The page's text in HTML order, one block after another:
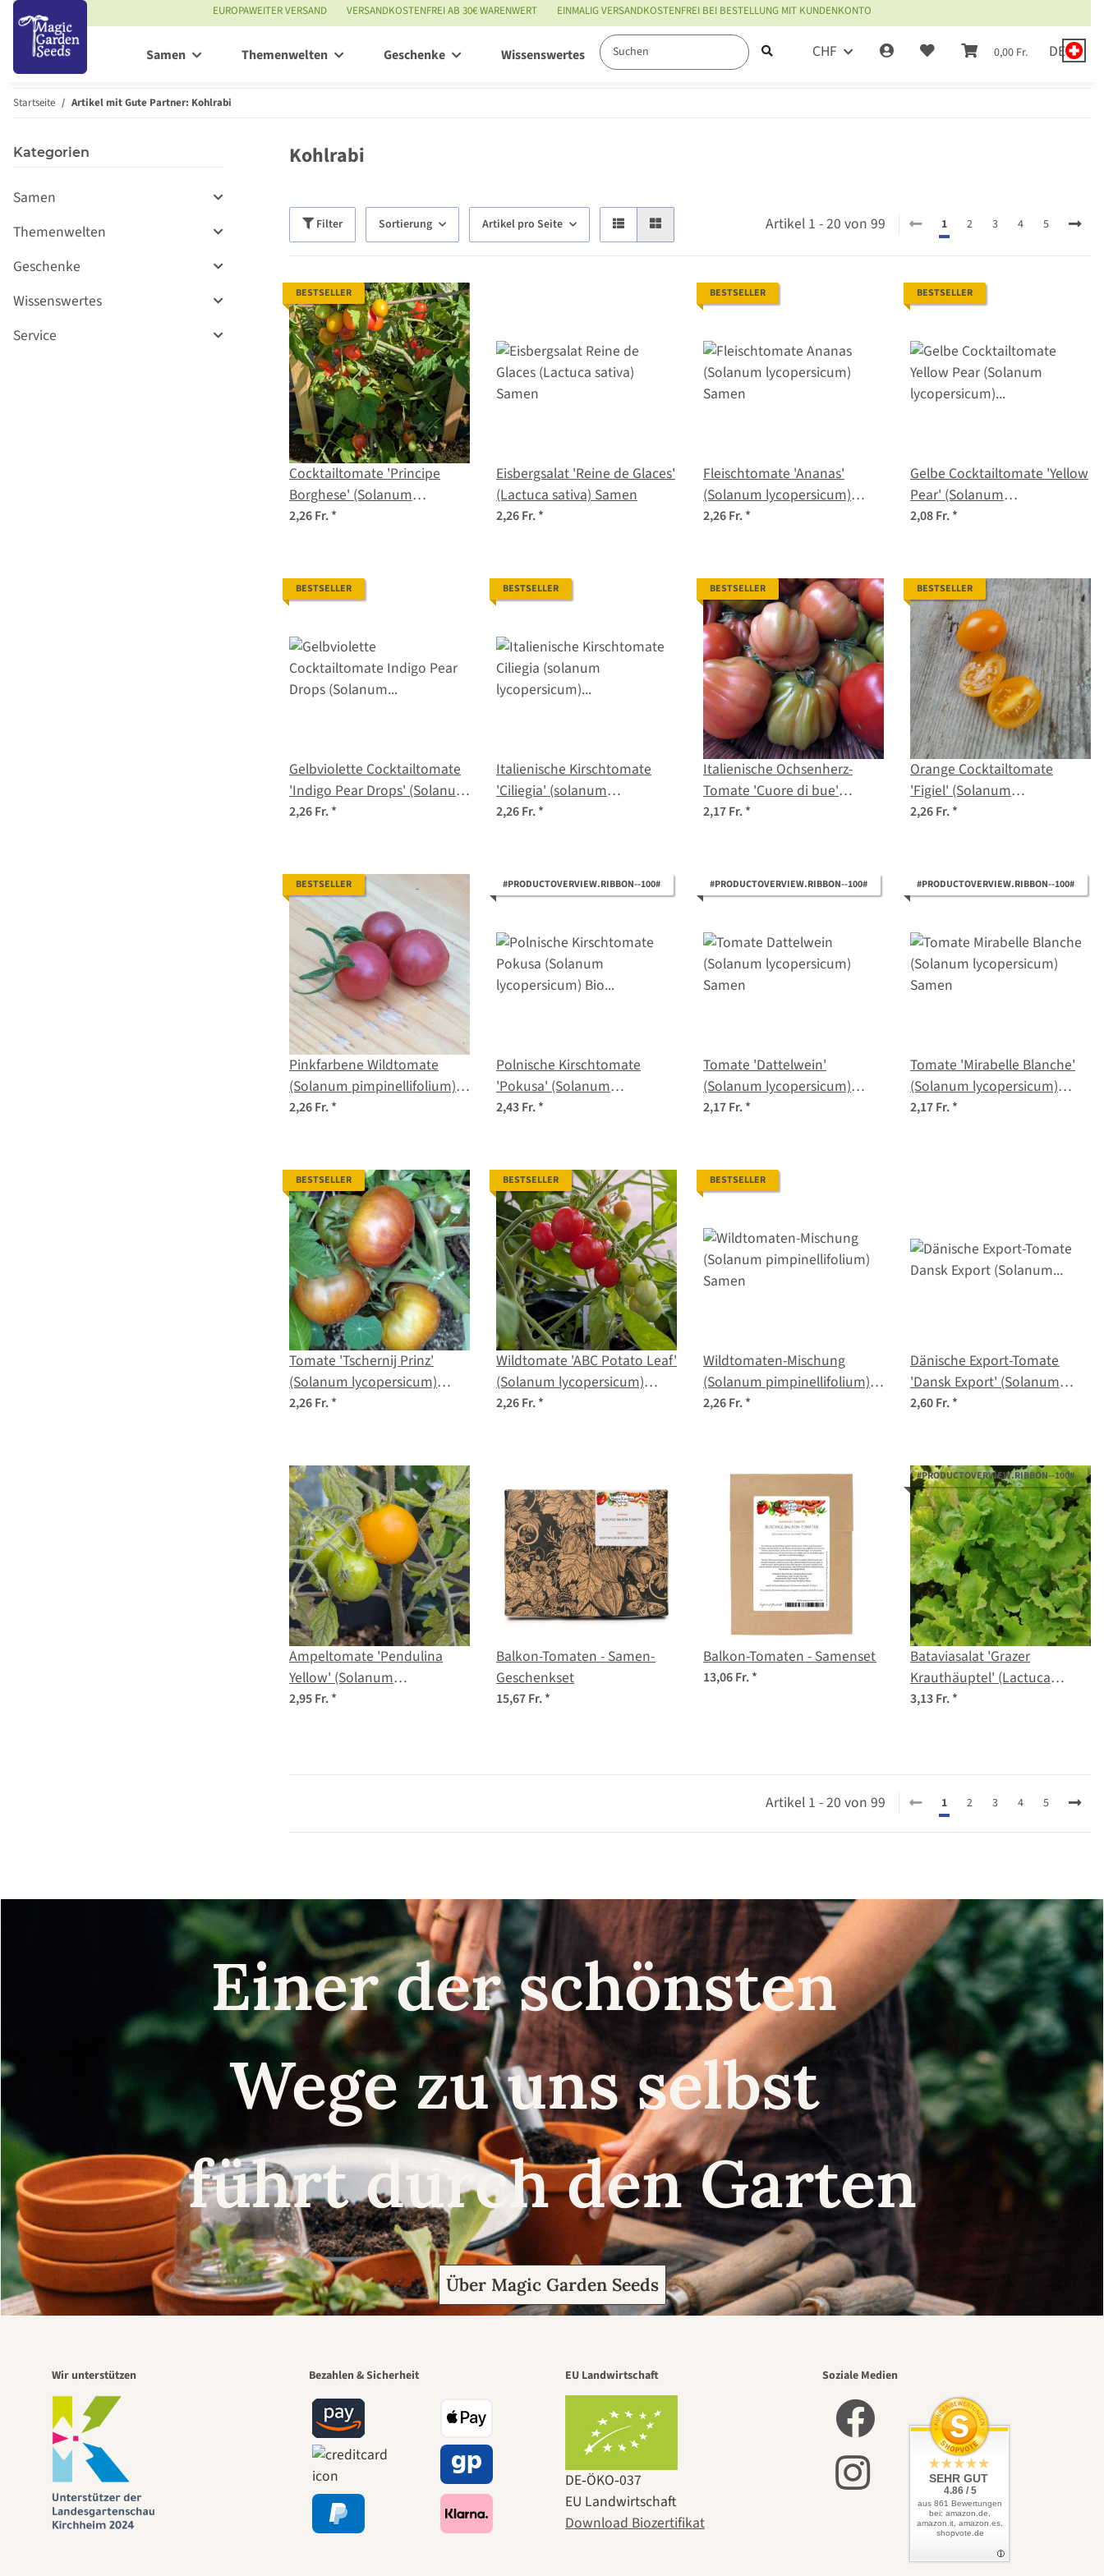
EUROPAWEITER VERSAND VERSANDKOSTENFREI AB 30€ WARENWERT EINMALIG VERSANDKOSTENFREI BEI BESTELLUNG MIT KUNDENKONTO
CHF 0,00 Fr. DE
Samen Themenwelten Geschenke Wissenswertes Service
Startseite Artikel mit Gute Partner: Kohlrabi
Kohlrabi
Filter Sortierung Artikel pro Seite Artikel 1 - 20 von 99 1 2 3 4 5
BESTSELLER
Cocktailtomate 'Principe
Borghese' (Solanum
lycopersicum) Samen
2,26 Fr.*
Eisbergsalat 'Reine de Glaces'
(Lactuca sativa) Samen
2,26 Fr.*
BESTSELLER
Fleischtomate 'Ananas'
(Solanum lycopersicum)
Samen
2,26 Fr.*
BESTSELLER
Gelbe Cocktailtomate 'Yellow
Pear' (Solanum
lycopersicum) Samen
2,08 Fr.*
BESTSELLER
Gelbviolette Cocktailtomate
'Indigo Pear Drops' (Solanum
lycopersicum) Samen
2,26 Fr.*
BESTSELLER
Italienische Kirschtomate
'Ciliegia' (solanum
lycopersicum) Bio-Saatgut
2,26 Fr.*
BESTSELLER
Italienische Ochsenherz-
Tomate 'Cuore di bue'
(Solanum lycopersicum) Bio
2,17 Fr.*
BESTSELLER
Orange Cocktailtomate
'Figiel' (Solanum
lycopersicum) Bio Saatgut
2,26 Fr.*
BESTSELLER
Pinkfarbene Wildtomate
(Solanum pimpinellifolium)
Samen
2,26 Fr.*
#PRODUCTOVERVIEW.RIBBON--100#
Polnische Kirschtomate
'Pokusa' (Solanum
lycopersicum) Bio Samen
2,43 Fr.*
#PRODUCTOVERVIEW.RIBBON--100#
Tomate 'Dattelwein'
(Solanum lycopersicum)
Samen
2,17 Fr.*
#PRODUCTOVERVIEW.RIBBON--100#
Tomate 'Mirabelle Blanche'
(Solanum lycopersicum)
Samen
2,17 Fr.*
BESTSELLER
Tomate 'Tschernij Prinz'
(Solanum lycopersicum)
Samen
2,26 Fr.*
BESTSELLER
Wildtomate 'ABC Potato Leaf'
(Solanum lycopersicum)
Samen
2,26 Fr.*
BESTSELLER
Wildtomaten-Mischung
(Solanum pimpinellifolium)
Samen
2,26 Fr.*
Dänische Export-Tomate
'Dansk Export' (Solanum
lycopersicum) Samen
2,60 Fr.*
Ampeltomate 'Pendulina
Yellow' (Solanum
lycopersicum) Samen
2,95 Fr.*
Balkon-Tomaten - Samen-
Geschenkset
15,67 Fr.*
Balkon-Tomaten - Samenset
13,06 Fr.*
#PRODUCTOVERVIEW.RIBBON--100#
Bataviasalat 'Grazer
Krauthäuptel' (Lactuca
sativa) Bio Saatgut
3,13 Fr.*
Artikel 1 - 20 von 99 1 2 3 4 5
Kategorien
Samen
Themenwelten
Geschenke
Wissenswertes
Service
Einer der schönsten
Wege zu uns selbst
führt durch den Garten
Über Magic Garden Seeds
Wir unterstützen Bezahlen & Sicherheit EU Landwirtschaft
DE‑ÖKO‑037
EU Landwirtschaft
Download Biozertifikat
Soziale Medien
SEHR GUT
4.86 / 5
aus 861 Bewertungen
bei: amazon.de,
amazon.it, amazon.es,
shopvote.de